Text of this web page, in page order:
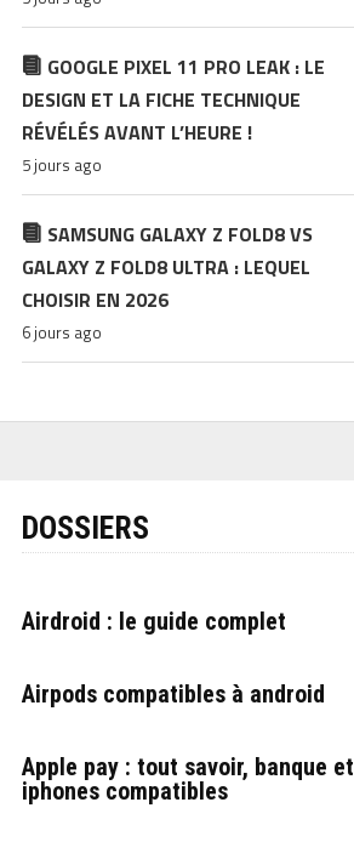
GOOGLE PIXEL 11 PRO LEAK : LE
DESIGN ET LA FICHE TECHNIQUE
RÉVÉLÉS AVANT L’HEURE !
5 jours ago
SAMSUNG GALAXY Z FOLD8 VS
GALAXY Z FOLD8 ULTRA : LEQUEL
CHOISIR EN 2026
6 jours ago
DOSSIERS
Airdroid : le guide complet
Airpods compatibles à android
Apple pay : tout savoir, banque et
iphones compatibles